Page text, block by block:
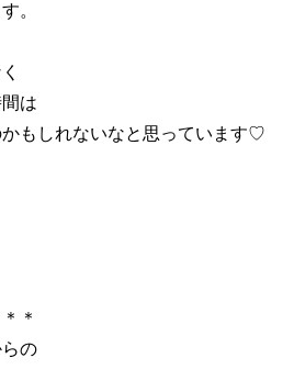
。
は
もしれないなと思っています♡
＊
の